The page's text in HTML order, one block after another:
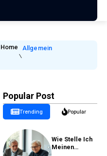
Home Allgemein
Popular Post
Trending Popular
Wie Stelle Ich
Meinen